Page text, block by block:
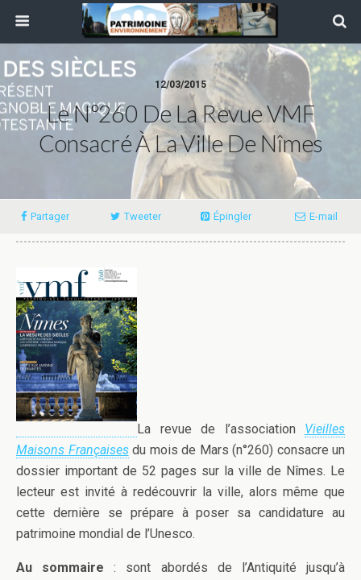
12/03/2015
Le N°260 De La Revue VMF
Consacré À La Ville De Nîmes
Partager Tweeter Épingler E-mail
La revue de l’association Vieilles
Maisons Françaisesdu mois de Mars (n°260) consacre un
dossier important de 52 pages sur la ville de Nîmes. Le
lecteur est invité à redécouvrir la ville, alors même que
cette dernière se prépare à poser sa candidature au
patrimoine mondial de l’Unesco.
Au sommaire : sont abordés de l’Antiquité jusqu’à